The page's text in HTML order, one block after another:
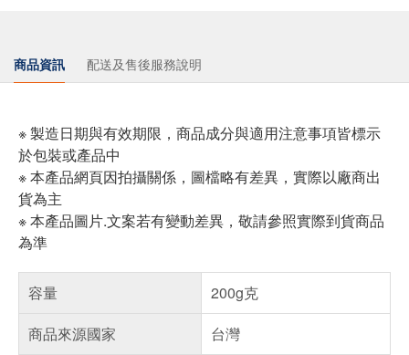
商品資訊 配送及售後服務說明
※ 製造日期與有效期限，商品成分與適用注意事項皆標示
於包裝或產品中
※ 本產品網頁因拍攝關係，圖檔略有差異，實際以廠商出
貨為主
※ 本產品圖片.文案若有變動差異，敬請參照實際到貨商品
為準
容量
200g克
商品來源國家
台灣